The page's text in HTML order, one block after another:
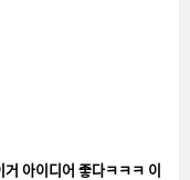
아이디어 좋다ㅋㅋㅋ 이